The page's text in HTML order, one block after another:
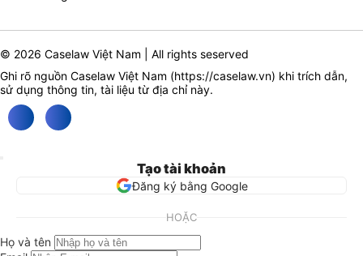
© 2026 Caselaw Việt Nam | All rights seserved
Ghi rõ nguồn Caselaw Việt Nam (https://caselaw.vn) khi trích dẫn,
sử dụng thông tin, tài liệu từ địa chỉ này.
Tạo tài khoản
Đăng ký bằng Google
HOẶC
Họ và tên